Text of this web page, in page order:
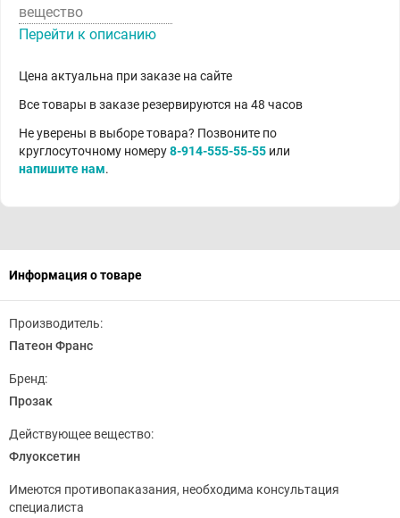
вещество
Перейти к описанию
Цена актуальна при заказе на сайте
Все товары в заказе резервируются на 48 часов
Не уверены в выборе товара? Позвоните по
круглосуточному номеру8-914-555-55-55 или
напишите нам.
Информация о товаре
Производитель:
Патеон Франс
Бренд:
Прозак
Действующее вещество:
Флуоксетин
Имеются противопаказания, необходима консультация
специалиста